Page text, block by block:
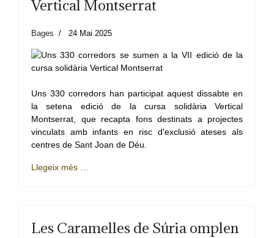
Vertical Montserrat
Bages 24 Mai 2025
Uns 330 corredors han participat aquest dissabte en
la setena edició de la cursa solidària Vertical
Montserrat, que recapta fons destinats a projectes
vinculats amb infants en risc d'exclusió ateses als
centres de Sant Joan de Déu.
Llegeix més …
Les Caramelles de Súria omplen